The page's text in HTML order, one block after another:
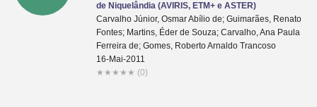
de Niquelândia (AVIRIS, ETM+ e ASTER)
Carvalho Júnior, Osmar Abílio de; Guimarães, Renato
Fontes; Martins, Éder de Souza; Carvalho, Ana Paula
Ferreira de; Gomes, Roberto Arnaldo Trancoso
16-Mai-2011
★ ★ ★ ★ ★ (0)